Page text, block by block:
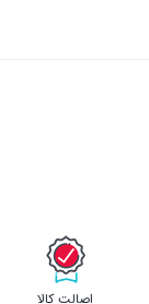
اصالت کالا